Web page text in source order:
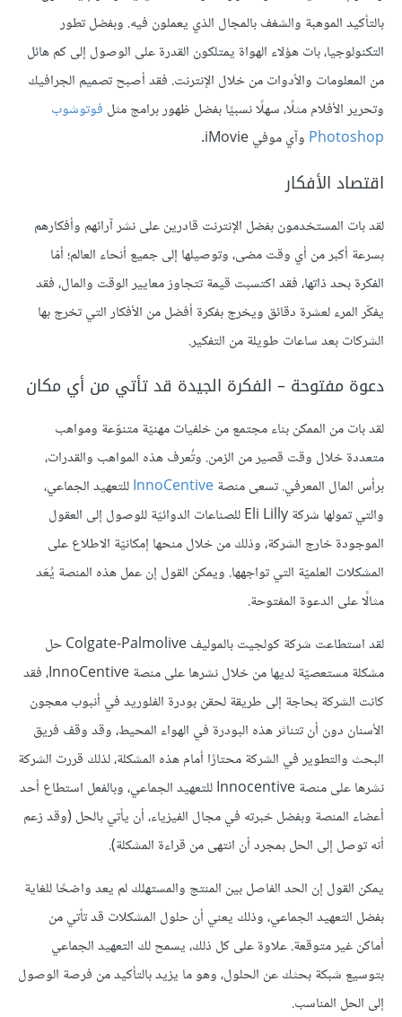
بالتأكيد الموهبة والشغف بالمجال الذي يعملون فيه. وبفضل تطور
التكنولوجيا، بات هؤلاء الهواة يمتلكون القدرة على الوصول إلى كم هائل
من المعلومات والأدوات من خلال الإنترنت. فقد أصبح تصميم الجرافيك
وتحرير الأفلام مثلًا، سهلًا نسبيًا بفضل ظهور برامج مثل فوتوشوب
Photoshop وآي موفي iMovie.
اقتصاد الأفكار
لقد بات المستخدمون بفضل الإنترنت قادرين على نشر آرائهم وأفكارهم
بسرعة أكبر من أي وقت مضى، وتوصيلها إلى جميع أنحاء العالم؛ أمّا
الفكرة بحد ذاتها، فقد اكتسبت قيمة تتجاوز معايير الوقت والمال، فقد
يفكّر المرء لعشرة دقائق ويخرج بفكرة أفضل من الأفكار التي تخرج بها
الشركات بعد ساعات طويلة من التفكير.
دعوة مفتوحة – الفكرة الجيدة قد تأتي من أي مكان
لقد بات من الممكن بناء مجتمع من خلفيات مهنيّة متنوّعة ومواهب
متعددة خلال وقت قصير من الزمن. وتُعرف هذه المواهب والقدرات،
برأس المال المعرفي. تسعى منصةInnoCentiveللتعهيد الجماعي،
والتي تمولها شركة Eli Lilly للصناعات الدوائيّة للوصول إلى العقول
الموجودة خارج الشركة، وذلك من خلال منحها إمكانيّة الاطلاع على
المشكلات العلميّة التي تواجهها. ويمكن القول إن عمل هذه المنصة يُعَد
مثالًا على الدعوة المفتوحة.
لقد استطاعت شركة كولجيت بالموليف Colgate-Palmolive حل
مشكلة مستعصيّة لديها من خلال نشرها على منصة InnoCentive، فقد
كانت الشركة بحاجة إلى طريقة لحقن بودرة الفلوريد في أنبوب معجون
الأسنان دون أن تتناثر هذه البودرة في الهواء المحيط، وقد وقف فريق
البحث والتطوير في الشركة محتارًا أمام هذه المشكلة، لذلك قررت الشركة
نشرها على منصة Innocentive للتعهيد الجماعي، وبالفعل استطاع أحد
أعضاء المنصة وبفضل خبرته في مجال الفيزياء، أن يأتي بالحل (وقد زعم
أنه توصل إلى الحل بمجرد أن انتهى من قراءة المشكلة).
يمكن القول إن الحد الفاصل بين المنتج والمستهلك لم يعد واضحًا للغاية
بفضل التعهيد الجماعي، وذلك يعني أن حلول المشكلات قد تأتي من
أماكن غير متوقعة. علاوة على كل ذلك، يسمح لك التعهيد الجماعي
بتوسيع شبكة بحثك عن الحلول، وهو ما يزيد بالتأكيد من فرصة الوصول
إلى الحل المناسب.